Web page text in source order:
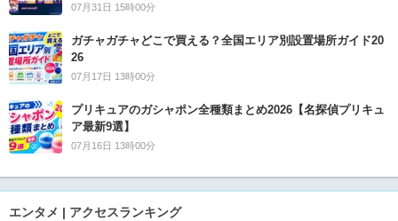
07月31日 15時00分
ガチャガチャどこで買える？全国エリア別設置場所ガイド20
26
07月17日 13時00分
プリキュアのガシャポン全種類まとめ2026【名探偵プリキュ
ア最新9選】
07月16日 13時00分
エンタメ | アクセスランキング